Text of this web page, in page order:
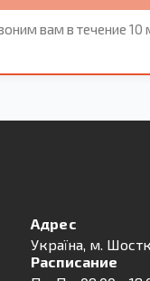
вам в течение 10
Адрес
Українa, м.
Расписание